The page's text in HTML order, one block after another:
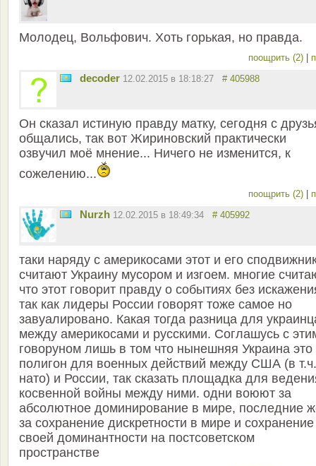
Молодец, Вольфович. Хоть горькая, но правда.
поощрить (2)
decoder 12.02.2015 в 18:18:27 # 405988
Он сказал истиную правду матку, сегодня с
общались, так вот Жириновский практически
озвучил моё мнение... Ничего не изменится, к
сожелению...
поощрить (2)
Nurzh 12.02.2015 в 18:49:34 # 405992
таки наряду с америкосами этот и его
считают Украину мусором и изгоем. многие
что этот говорит правду о событиях без
так как лидеры России говорят тоже самое но
завуалировано. Какая тогда разница для
между америкосами и русскими. Соглашусь с
говоруном лишь в том что нынешняя Украина это
полигон для военных действий между США (в т.ч.
нато) и России, так сказать площадка для
косвенной войны между ними. одни воюют за
абсолютное доминирование в мире, последние
за сохранение дискретности в мире и сохранение
своей доминантности на постсоветском
пространстве